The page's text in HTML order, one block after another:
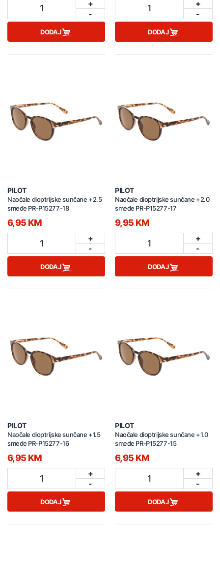
1
+
-
DODAJ
1
+
-
DODAJ
PILOT
Naočale dioptrijske sunčane +2.5
smeđe PR-P15277-18
6,95 KM
1
+
-
DODAJ
PILOT
Naočale dioptrijske sunčane +2.0
smeđe PR-P15277-17
9,95 KM
1
+
-
DODAJ
PILOT
Naočale dioptrijske sunčane +1.5
smeđe PR-P15277-16
6,95 KM
1
+
-
DODAJ
PILOT
Naočale dioptrijske sunčane +1.0
smeđe PR-P15277-15
6,95 KM
1
+
-
DODAJ